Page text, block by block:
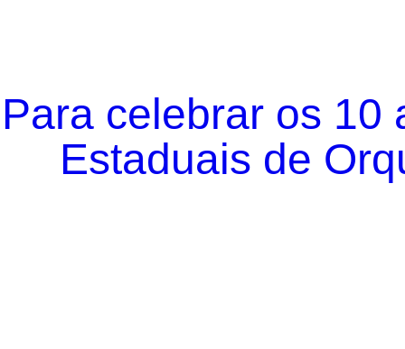
Para celebrar os 10
Estaduais de